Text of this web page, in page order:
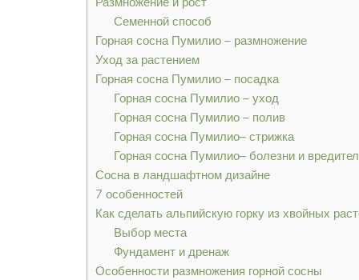
Семенной способ
Горная сосна Пумилио – размножение
Уход за растением
Горная сосна Пумилио – посадка
Горная сосна Пумилио – уход
Горная сосна Пумилио – полив
Горная сосна Пумилио– стрижка
Горная сосна Пумилио– болезни и
Сосна в ландшафтном дизайне
7 особенностей
Как сделать альпийскую горку из хвойных
Выбор места
Фундамент и дренаж
Особенности размножения горной сосны